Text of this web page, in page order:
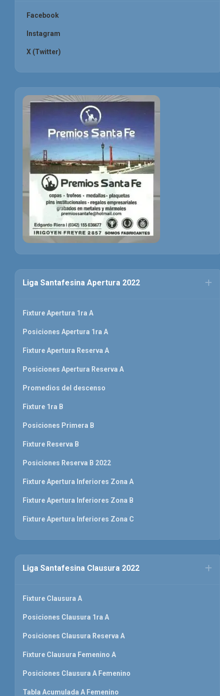
Facebook
Instagram
X (Twitter)
Liga Santafesina Apertura 2022
Fixture Apertura 1ra A
Posiciones Apertura 1ra A
Fixture Apertura Reserva A
Posiciones Apertura Reserva A
Promedios del descenso
Fixture 1ra B
Posiciones Primera B
Fixture Reserva B
Posiciones Reserva B 2022
Fixture Apertura Inferiores Zona A
Fixture Apertura Inferiores Zona B
Fixture Apertura Inferiores Zona C
Liga Santafesina Clausura 2022
Fixture Clausura A
Posiciones Clausura 1ra A
Posiciones Clausura Reserva A
Fixture Clausura Femenino A
Posiciones Clausura A Femenino
Tabla Acumulada A Femenino